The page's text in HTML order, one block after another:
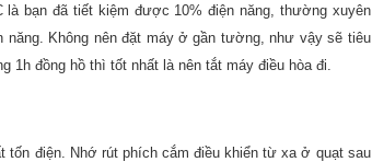
bạn đã tiết kiệm được 10% điện năng, thường xuyên
Không nên đặt máy ở gần tường, như vậy sẽ tiêu
1h đồng hồ thì tốt nhất là nên tắt máy điều hòa đi.
tốn điện. Nhớ rút phích cắm điều khiển từ xa ở quạt sau